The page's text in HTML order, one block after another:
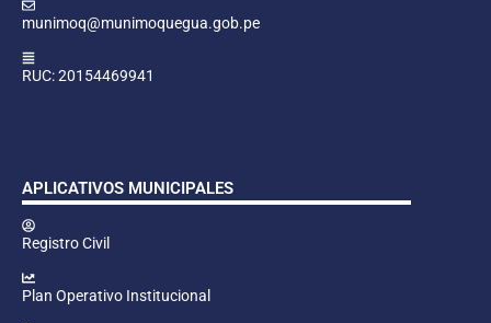
munimoq@munimoquegua.gob.pe
RUC: 20154469941
APLICATIVOS MUNICIPALES
Registro Civil
Plan Operativo Institucional